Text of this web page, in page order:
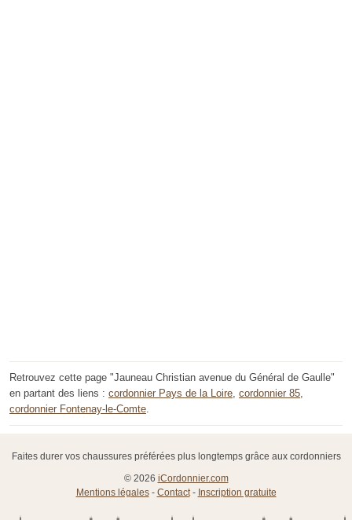
Retrouvez cette page "Jauneau Christian avenue du Général de Gaulle"
en partant des liens : cordonnier Pays de la Loire, cordonnier 85,
cordonnier Fontenay-le-Comte.
Faites durer vos chaussures préférées plus longtemps grâce aux cordonniers
© 2026 iCordonnier.com
Mentions légales- Contact- Inscription gratuite